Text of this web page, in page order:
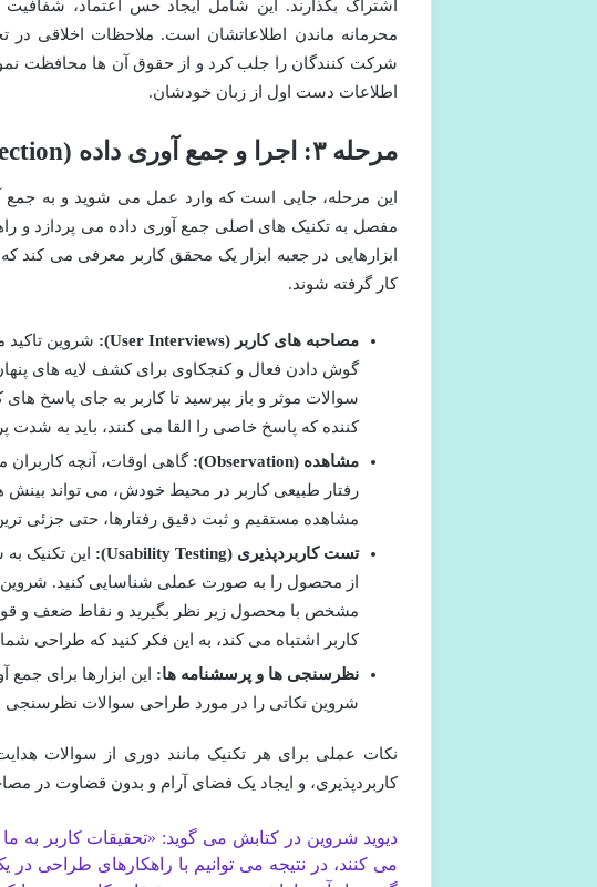
اشتراک بگذارند. این شامل ایجاد حس اعتماد،
محرمانه ماندن اطلاعاتشان است. ملاحظات اخلاقی در
شرکت کنندگان را جلب کرد و از حقوق آن ها محافظت
اطلاعات دست اول از زبان خودشان.
مرحله ۳: اجرا و جمع آوری داده (Execution & Data Collection)
این مرحله، جایی است که وارد عمل می شوید و به جمع
مفصل به تکنیک های اصلی جمع آوری داده می پردازد و
ابزارهایی در جعبه ابزار یک محقق کاربر معرفی می کند
کار گرفته شوند.
مصاحبه های کاربر (User Interviews):
شروین تاکید
گوش دادن فعال و کنجکاوی برای کشف لایه های
سوالات موثر و باز بپرسید تا کاربر به جای پاسخ های
کننده که پاسخ خاصی را القا می کنند، باید به شدت
مشاهده (Observation):
گاهی اوقات، آنچه
رفتار طبیعی کاربر در محیط خودش، می تواند بینش
مشاهده مستقیم و ثبت دقیق رفتارها، حتی جزئی
تست کاربردپذیری (Usability Testing):
این تکنیک
از محصول را به صورت عملی شناسایی کنید. شروین
مشخص با محصول زیر نظر بگیرید و نقاط ضعف و
کاربر اشتباه می کند، به این فکر کنید که طراحی
نظرسنجی ها و پرسشنامه ها: این ابزارها برای
شروین نکاتی را در مورد طراحی سوالات نظرسنجی
نکات عملی برای هر تکنیک مانند دوری از سوالات
کاربردپذیری، و ایجاد یک فضای آرام و بدون قضاوت در
دیوید شروین در کتابش می گوید: «تحقیقات کاربر به
می کنند، در نتیجه می توانیم با راهکارهای